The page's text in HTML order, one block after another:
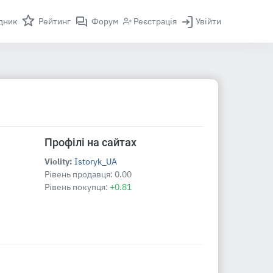
Рейтинг Форум Реєстрація Увійти
Профілі на сайтах
Violity: Istoryk_UA
Рівень продавця: 0.00
Рівень покупця: +0.81